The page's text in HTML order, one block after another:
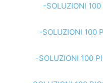
-SOLUZIONI 100
-SOLUZIONI 100
-SOLUZIONI 100